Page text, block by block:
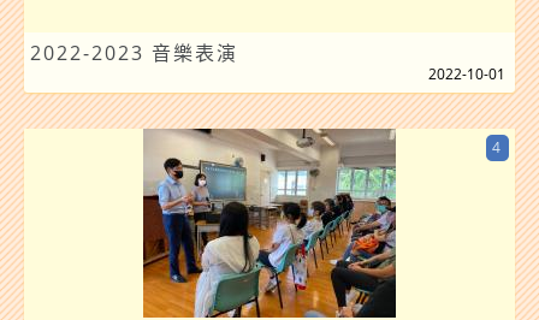
2022-2023 音樂表演
2022-10-01
4